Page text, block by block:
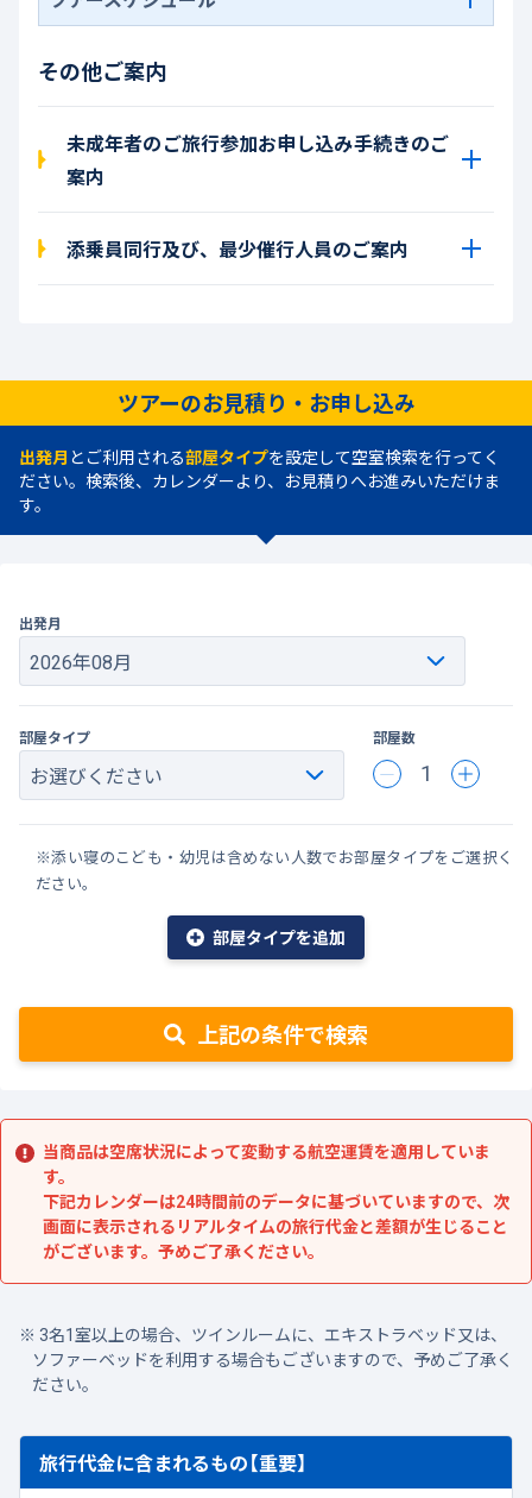
その他ご案内
未成年者のご旅行参加お申し込み手続きのご
案内
添乗員同行及び、最少催行人員のご案内
ツアーのお見積り・お申し込み
出発月 とご利用される部屋タイプを設定して空室検索を行ってく
ださい。検索後、カレンダーより、お見積りへお進みいただけま
す。
出発月
部屋タイプ 部屋数
1
※添い寝のこども・幼児は含めない人数でお部屋タイプをご選択く
ださい。
部屋タイプを追加
上記の条件で検索
当商品は空席状況によって変動する航空運賃を適用していま
す。
下記カレンダーは24時間前のデータに基づいていますので、次
画面に表示されるリアルタイムの旅行代金と差額が生じること
がございます。予めご了承ください。
3名1室以上の場合、ツインルームに、エキストラベッド又は、
ソファーベッドを利用する場合もございますので、予めご了承く
ださい。
旅行代金に含まれるもの【重要】